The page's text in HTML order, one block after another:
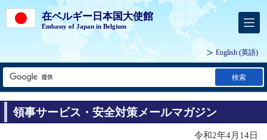
在ベルギー日本国大使館
Embassy of Japan in Belgium
English (英語)
検索
領事サービス・安全対策メールマガジン
令和2年4月14日